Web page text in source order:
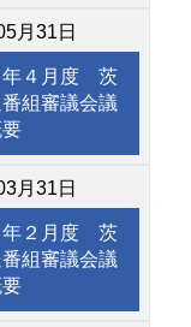
月31日
年４月度 茨
組審議会議
月31日
年２月度 茨
組審議会議